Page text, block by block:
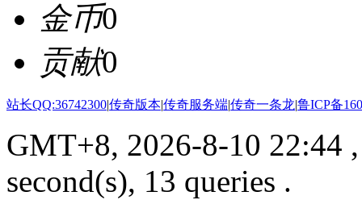
金币0
贡献0
站长QQ:36742300|传奇版本|传奇服务端|传奇一条龙|鲁ICP备
GMT+8, 2026-8-10 22:44
second(s), 13 queries .